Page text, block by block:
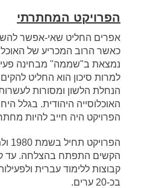
הפרויקט המחתרתי
אפרים החליט שאי-אפשר
כאשר הרוב המכריע של
נמצאת ב"שממה" מבחינה
למרות סיכון הוא החליט
הנחלת הלשון ומסורות
האוכלוסייה היהודית. בגלל
הפרויקט היה חייב להיות
קבוצות ללימוד עברית
בכ-20 ערים.